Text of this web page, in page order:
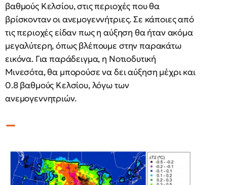
βαθμούς Κελσίου, στις περιοχές που θα
βρίσκονταν οι ανεμογεννήτριες. Σε κάποιες από
τις περιοχές είδαν πως η αύξηση θα ήταν ακόμα
μεγαλύτερη, όπως βλέπουμε στην παρακάτω
εικόνα. Για παράδειγμα, η Νοτιοδυτική
Μινεσότα, θα μπορούσε να δει αύξηση μέχρι και
0.8 βαθμούς Κελσίου, λόγω των
ανεμογεννητριών.